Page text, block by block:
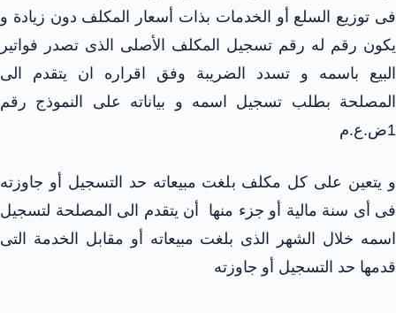
فى توزيع السلع أو الخدمات بذات أسعار المكلف دون زيادة و
يكون رقم له رقم تسجيل المكلف الأصلى الذى تصدر فواتير
البيع باسمه و تسدد الضريبة وفق اقراره ان يتقدم الى
المصلحة بطلب تسجيل اسمه و بياناته على النموذج رقم
1ض.ع.م
و يتعين على كل مكلف بلغت مبيعاته حد التسجيل أو جاوزته
فى أى سنة مالية أو جزء منها أن يتقدم الى المصلحة لتسجيل
اسمه خلال الشهر الذى بلغت مبيعاته أو مقابل الخدمة التى
قدمها حد التسجيل أو جاوزته